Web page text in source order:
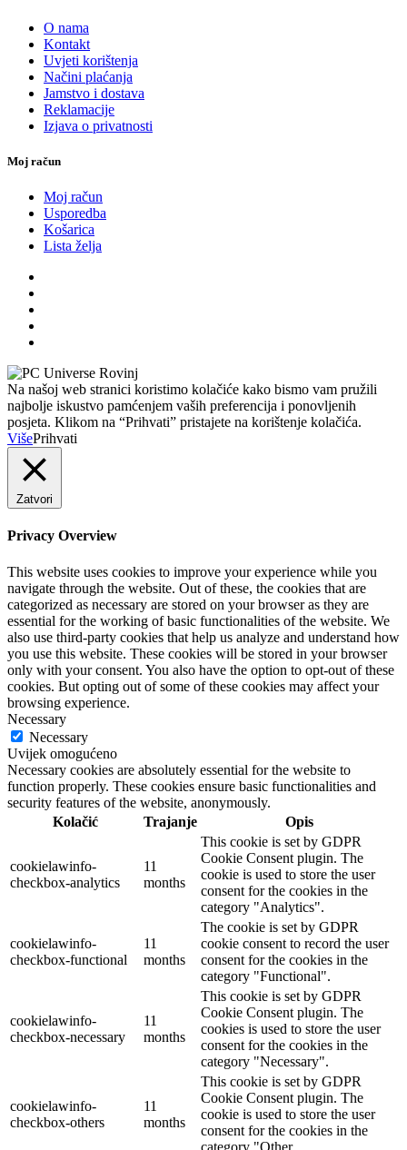
O nama
Kontakt
Uvjeti korištenja
Načini plaćanja
Jamstvo i dostava
Reklamacije
Izjava o privatnosti
Moj račun
Moj račun
Usporedba
Košarica
Lista želja
Na našoj web stranici koristimo kolačiće kako bismo vam pružili
najbolje iskustvo pamćenjem vaših preferencija i ponovljenih
posjeta. Klikom na “Prihvati” pristajete na korištenje kolačića.
VišePrihvati
Zatvori
Privacy Overview
This website uses cookies to improve your experience while you
navigate through the website. Out of these, the cookies that are
categorized as necessary are stored on your browser as they are
essential for the working of basic functionalities of the website. We
also use third-party cookies that help us analyze and understand how
you use this website. These cookies will be stored in your browser
only with your consent. You also have the option to opt-out of these
cookies. But opting out of some of these cookies may affect your
browsing experience.
Necessary
Necessary
Uvijek omogućeno
Necessary cookies are absolutely essential for the website to
function properly. These cookies ensure basic functionalities and
security features of the website, anonymously.
Kolačić
Trajanje Opis
cookielawinfo-
checkbox-analytics
11
months
This cookie is set by GDPR
Cookie Consent plugin. The
cookie is used to store the user
consent for the cookies in the
category "Analytics".
cookielawinfo-
checkbox-functional
11
months
The cookie is set by GDPR
cookie consent to record the user
consent for the cookies in the
category "Functional".
cookielawinfo-
checkbox-necessary
11
months
This cookie is set by GDPR
Cookie Consent plugin. The
cookies is used to store the user
consent for the cookies in the
category "Necessary".
cookielawinfo-
checkbox-others
11
months
This cookie is set by GDPR
Cookie Consent plugin. The
cookie is used to store the user
consent for the cookies in the
category "Other.